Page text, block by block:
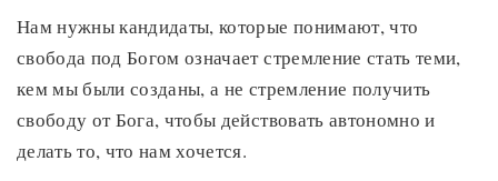
Нам нужны кандидаты, которые понимают, что
свобода под Богом означает стремление стать теми,
кем мы были созданы, а не стремление получить
свободу от Бога, чтобы действовать автономно и
делать то, что нам хочется.